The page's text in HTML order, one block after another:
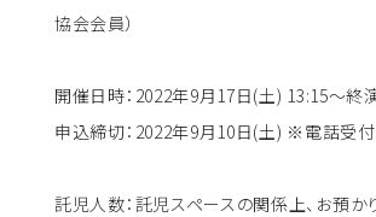
協会会員）
開催日時：2022年9月17日(土) 13:15～終
申込締切：2022年9月10日(土) ※電話受
託児人数：託児スペースの関係上、お預か